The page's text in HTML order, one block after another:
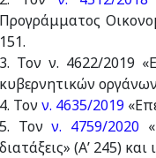
Προγράμματος
151.
3. Τον ν. 4622/2019
κυβερνητικών οργάνων
4. Τονν. 4635/2019
5. Τονν. 4759/2020
διατάξεις» (Α’ 245)